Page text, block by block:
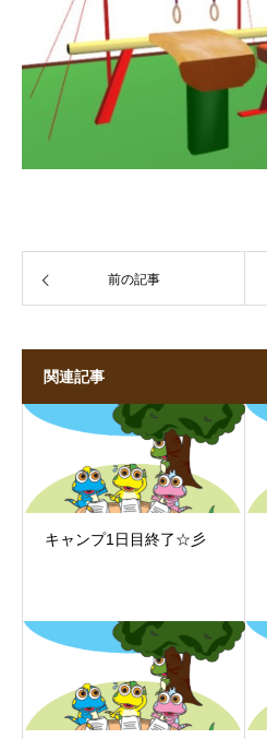
前の記事
関連記事
キャンプ1日目終了☆彡